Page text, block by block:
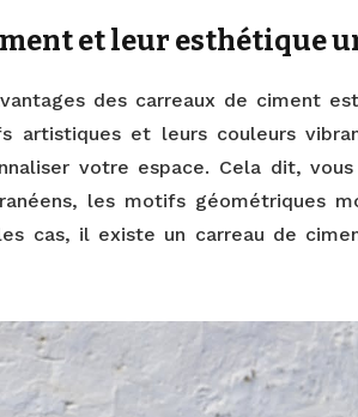
et leur esthétique
des carreaux de ciment
artistiques et leurs couleurs
votre espace. Cela dit,
les motifs géométriques
cas, il existe un carreau de